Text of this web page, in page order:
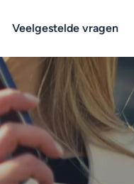
Veelgestelde vragen